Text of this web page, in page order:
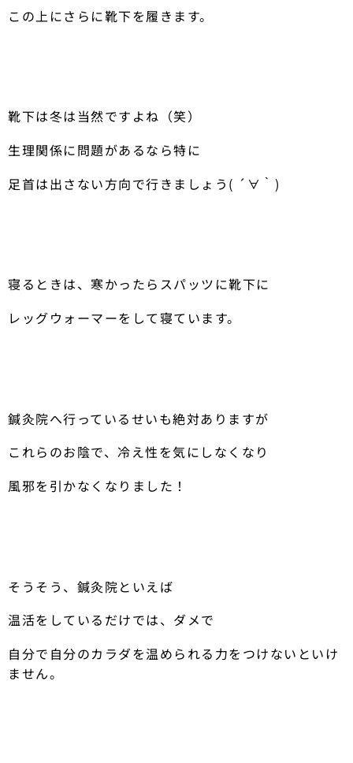
この上にさらに靴下を履きます。
靴下は冬は当然ですよね（笑）
生理関係に問題があるなら特に
足首は出さない方向で行きましょう( ´∀｀)
寝るときは、寒かったらスパッツに靴下に
レッグウォーマーをして寝ています。
鍼灸院へ行っているせいも絶対ありますが
これらのお陰で、冷え性を気にしなくなり
風邪を引かなくなりました！
そうそう、鍼灸院といえば
温活をしているだけでは、ダメで
自分で自分のカラダを温められる力をつけないといけ
ません。